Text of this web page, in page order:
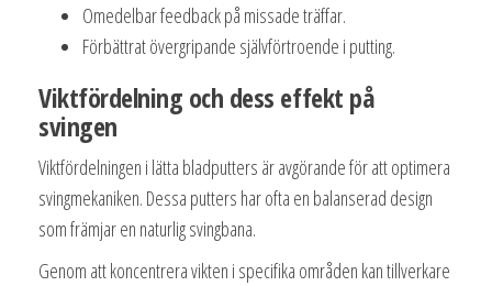
Omedelbar feedback på missade träffar.
Förbättrat övergripande självförtroende i putting.
Viktfördelning och dess effekt på
svingen
Viktfördelningen i lätta bladputters är avgörande för att optimera
svingmekaniken. Dessa putters har ofta en balanserad design
som främjar en naturlig svingbana.
Genom att koncentrera vikten i specifika områden kan tillverkare